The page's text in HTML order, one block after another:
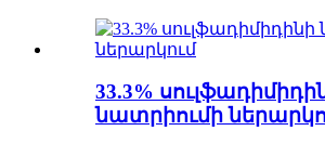
33.3%
նատրիումի